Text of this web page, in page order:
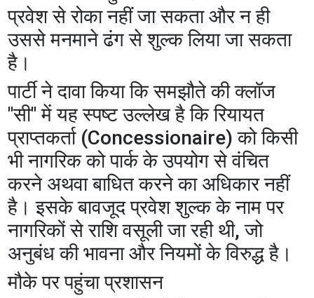
प्रवेश से रोका नहीं जा सकता और न ही
उससे मनमाने ढंग से शुल्क लिया जा सकता
है।
पार्टी ने दावा किया कि समझौते की क्लॉज
"सी" में यह स्पष्ट उल्लेख है कि रियायत
प्राप्तकर्ता (Concessionaire) को किसी
भी नागरिक को पार्क के उपयोग से वंचित
करने अथवा बाधित करने का अधिकार नहीं
है। इसके बावजूद प्रवेश शुल्क के नाम पर
नागरिकों से राशि वसूली जा रही थी, जो
अनुबंध की भावना और नियमों के विरुद्ध है।
मौके पर पहुंचा प्रशासन